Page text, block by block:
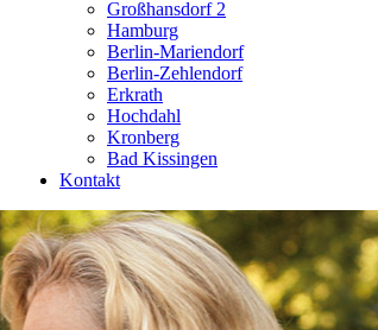
Großhansdorf 2
Hamburg
Berlin-Mariendorf
Berlin-Zehlendorf
Erkrath
Hochdahl
Kronberg
Bad Kissingen
Kontakt